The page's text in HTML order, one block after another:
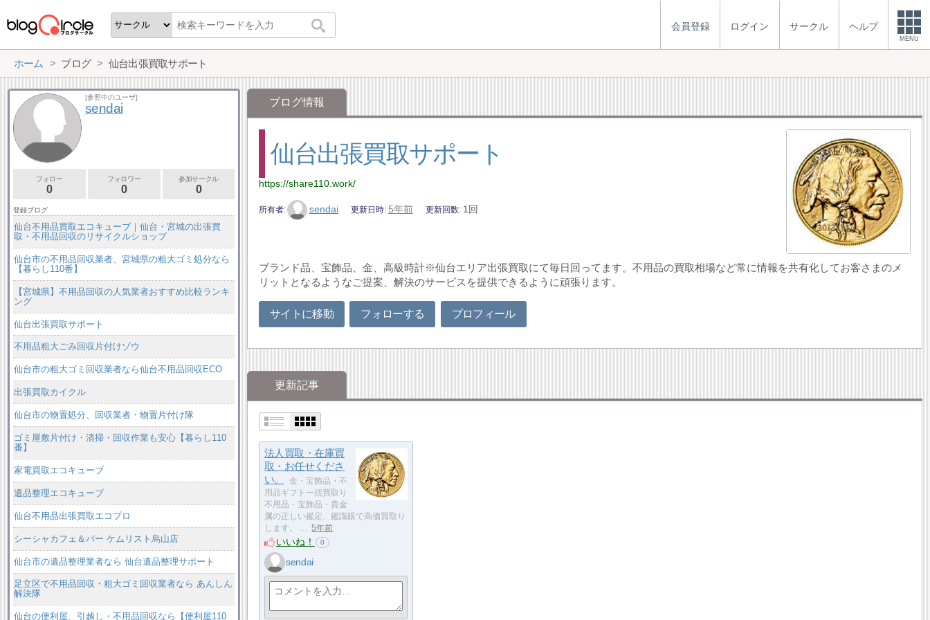
会員登録 ログイン サークル ヘルプ
MENU
ホーム ブログ 仙台出張買取サポート
ブログ情報
仙台出張買取サポート
https://share110.work/
所有者 sendai 更新日時 5年前 更新回数 1回
ブランド品、宝飾品、金、高級時計※仙台エリア出張買取にて毎日回ってます。不用品の買取相場など常に情報を共有化してお客さまのメ
リットとなるようなご提案、解決のサービスを提供できるように頑張ります。
サイトに移動 フォローする プロフィール
更新記事
法人買取・在庫買
取・お任せくださ
い。
金・宝飾品・不
用品ギフト一括買取り
不用品・宝飾品・貴金
属の正しい鑑定、鑑識眼で高価買取り
します。 …
5年前
いいね！ 0
sendai
[参照中のユーザ]
sendai
フォロー
0
フォロワー
0
参加サークル
0
登録ブログ
仙台不用品買取エコキューブ｜仙台・宮城の出張買
取・不用品回収のリサイクルショップ
仙台市の不用品回収業者、宮城県の粗大ゴミ処分なら
【暮らし110番】
【宮城県】不用品回収の人気業者おすすめ比較ランキ
ング
仙台出張買取サポート
不用品粗大ごみ回収片付けゾウ
仙台市の粗大ゴミ回収業者なら仙台不用品回収ECO
出張買取カイクル
仙台市の物置処分、回収業者・物置片付け隊
ゴミ屋敷片付け・清掃・回収作業も安心【暮らし110
番】
家電買取エコキューブ
遺品整理エコキューブ
仙台不用品出張買取エコプロ
シーシャカフェ＆バー ケムリスト烏山店
仙台市の遺品整理業者なら 仙台遺品整理サポート
足立区で不用品回収・粗大ゴミ回収業者なら あんしん
解決隊
仙台の便利屋、引越し・不用品回収なら【便利屋110